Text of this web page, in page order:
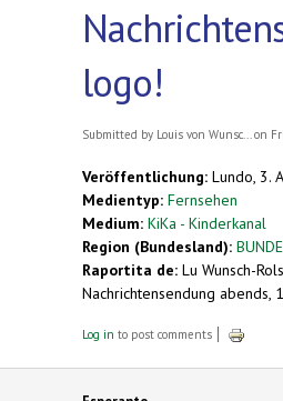
logo!
Submitted by Louis von Wunsc... on
Veröffentlichung: Lundo, 3.
Medientyp: Fernsehen
Medium: KiKa - Kinderkanal
Region (Bundesland):
Raportita de: Lu Wunsch-
Nachrichtensendung abends,
Log in to post comments